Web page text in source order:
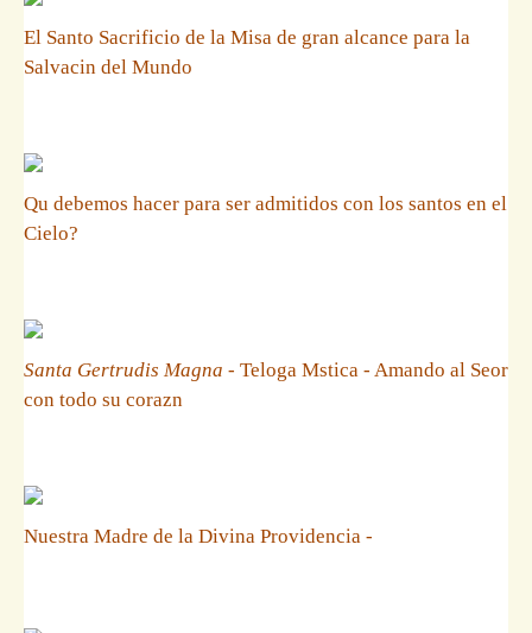
El Santo Sacrificio de la Misa de gran alcance para la
Salvacin del Mundo
Qu debemos hacer para ser admitidos con los santos en el
Cielo?
Santa Gertrudis Magna - Teloga Mstica - Amando al Seor
con todo su corazn
Nuestra Madre de la Divina Providencia -